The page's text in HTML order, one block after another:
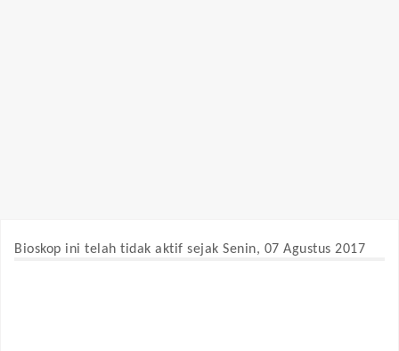
Bioskop ini telah tidak aktif sejak Senin, 07 Agustus 2017